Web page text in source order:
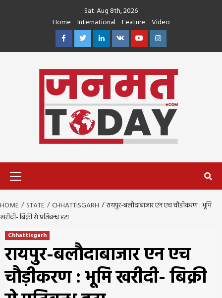
Sat. Aug 8th, 2026
Home
International Feature
Video
FacebookTwitterLinkedin
VK YoutubeInstagram
HOME STATE CHHATTISGARH
रायपुर-बलौदाबाजार एन एच चौड़ीकरण : भूमि
खरीदी- बिक्री से प्रतिबन्ध हटा
Chhattisgarh
रायपुर-बलौदाबाजार एन एच
चौड़ीकरण : भूमि खरीदी- बिक्री